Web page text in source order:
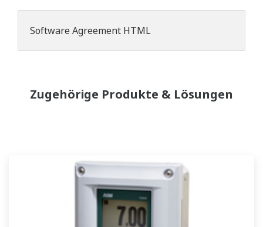
Software Agreement HTML
Zugehörige Produkte & Lösungen